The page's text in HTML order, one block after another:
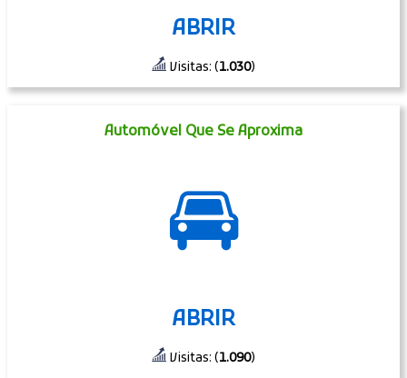
ABRIR
Visitas: (1.030)
Automóvel Que Se Aproxima
🚘
ABRIR
Visitas: (1.090)